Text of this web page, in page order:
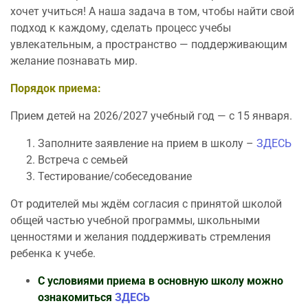
хочет учиться! А наша задача в том, чтобы найти свой
подход к каждому, сделать процесс учебы
увлекательным, а пространство — поддерживающим
желание познавать мир.
Порядок приема:
Прием детей на 2026/2027 учебный год — с 15 января.
Заполните заявление на прием в школу – ЗДЕСЬ
Встреча с семьей
Тестирование/собеседование
От родителей мы ждём согласия с принятой школой
общей частью учебной программы, школьными
ценностями и желания поддерживать стремления
ребенка к учебе.
С условиями приема в основную школу можно
ознакомиться ЗДЕСЬ